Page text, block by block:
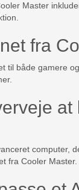
Master
fra
til både gamere
computer,
fra Cooler Master.